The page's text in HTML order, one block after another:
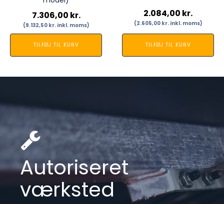
7.306,00 kr.
(9.132,50 kr.inkl. moms)
TILFØJ TIL KURV
2.084,00 kr.
(2.605,00 kr.inkl. moms)
TILFØJ TIL KURV
Autoriseret
værksted